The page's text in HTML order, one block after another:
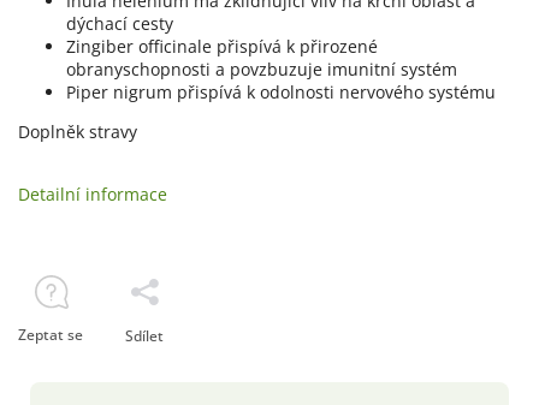
dýchací cesty
Zingiber officinale přispívá k přirozené
obranyschopnosti a povzbuzuje imunitní systém
Piper nigrum přispívá k odolnosti nervového systému
Doplněk stravy
Detailní informace
Zeptat se Sdílet